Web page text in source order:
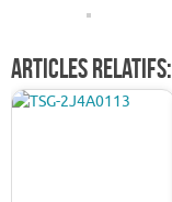
Articles relatifs: